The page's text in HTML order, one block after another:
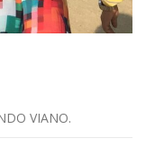
VIANO.